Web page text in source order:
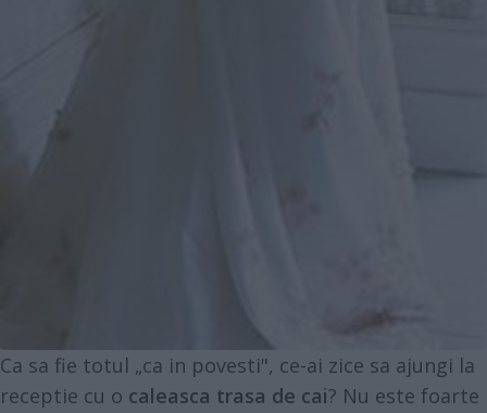
Ca sa fie totul „ca in povesti", ce-ai zice sa ajungi la
receptie cu o caleasca trasa de cai? Nu este foarte